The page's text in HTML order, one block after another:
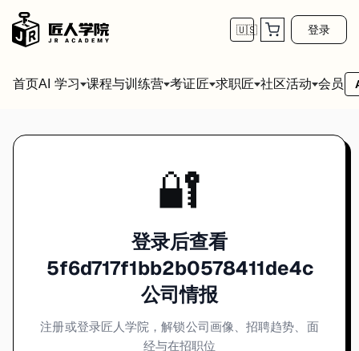
🇺🇸 登录
首页AI 学习 课程与训练营 考证匠 求职匠 社区活动 会员
🔐
登录后查看
5f6d717f1bb2b0578411de4c
公司情报
注册或登录匠人学院，解锁公司画像、招聘趋势、面
经与在招职位